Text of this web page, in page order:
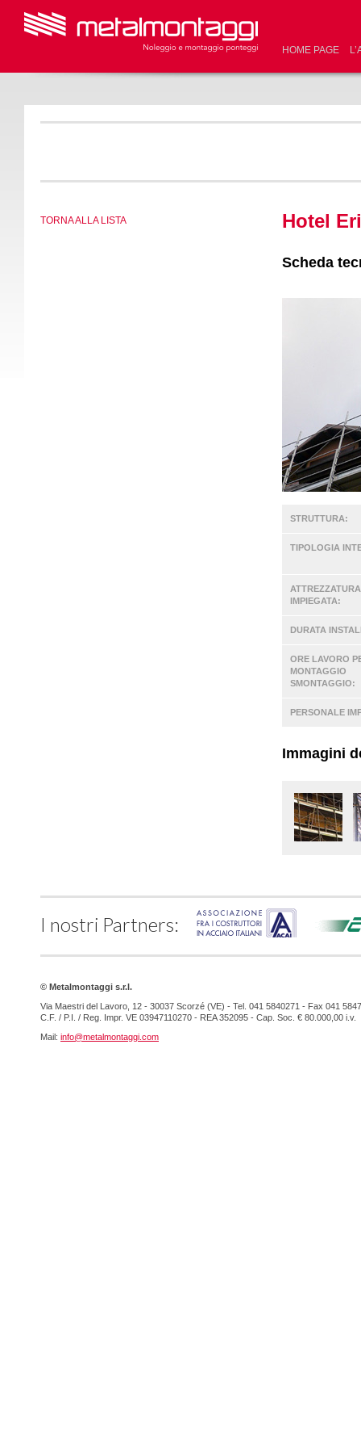
HOME PAGE
TORNA ALLA LISTA Hotel
Scheda
STRUTTURA:
TIPOLOGIA
ATTREZZATURA
IMPIEGATA:
DURATA
ORE LAVORO
MONTAGGIO
SMONTAGGIO:
PERSONALE
Immagini
I nostri Partners:
© Metalmontaggi s.r.l.
Via Maestri del Lavoro, 12 - 30037 Scorzé (VE) - Tel. 041 5840271 - Fax 041
C.F. / P.I. / Reg. Impr. VE 03947110270 - REA 352095 - Cap. Soc. € 80.000,00 i.v.
Mail: info@metalmontaggi.com